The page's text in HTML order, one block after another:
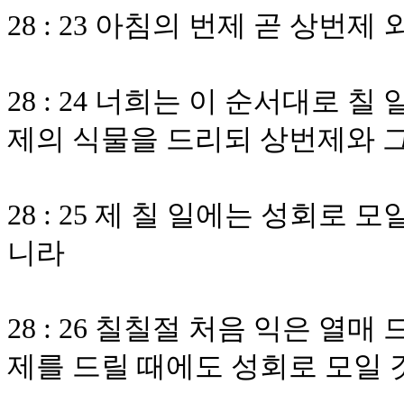
28 : 23 아침의 번제 곧 상번제
28 : 24 너희는 이 순서대로 칠
제의 식물을 드리되 상번제와
28 : 25 제 칠 일에는 성회로 모
니라
28 : 26 칠칠절 처음 익은 열매
제를 드릴 때에도 성회로 모일